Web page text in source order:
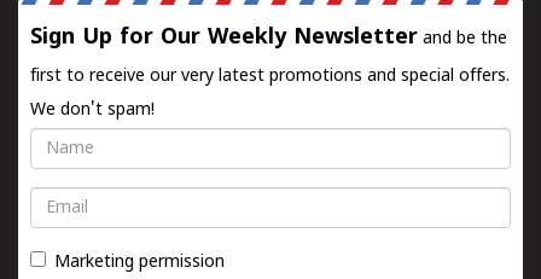
Sign Up for Our Weekly Newsletter and be the
first to receive our very latest promotions and special offers.
We don't spam!
Name
Email
Marketing permission